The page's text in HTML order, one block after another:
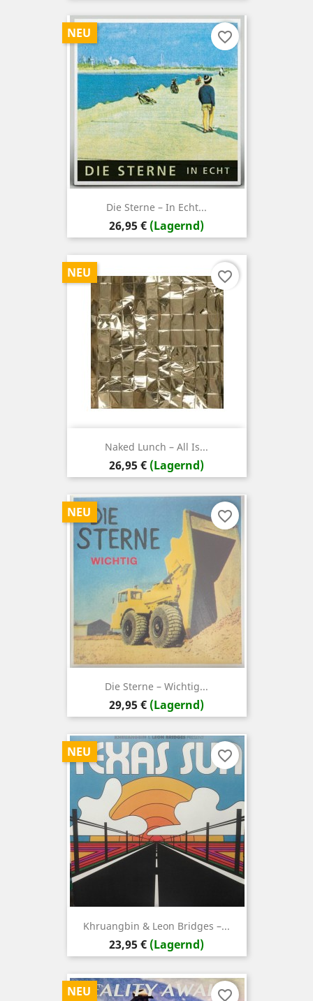
Die Sterne – In Echt...
Preis
26,95 € (Lagernd)
NEU favorite_border
Naked Lunch – All Is...
Preis
26,95 € (Lagernd)
NEU favorite_border
Die Sterne – Wichtig...
Preis
29,95 € (Lagernd)
NEU favorite_border
Khruangbin & Leon Bridges –...
Preis
23,95 € (Lagernd)
NEU favorite_border
NEU favorite_border